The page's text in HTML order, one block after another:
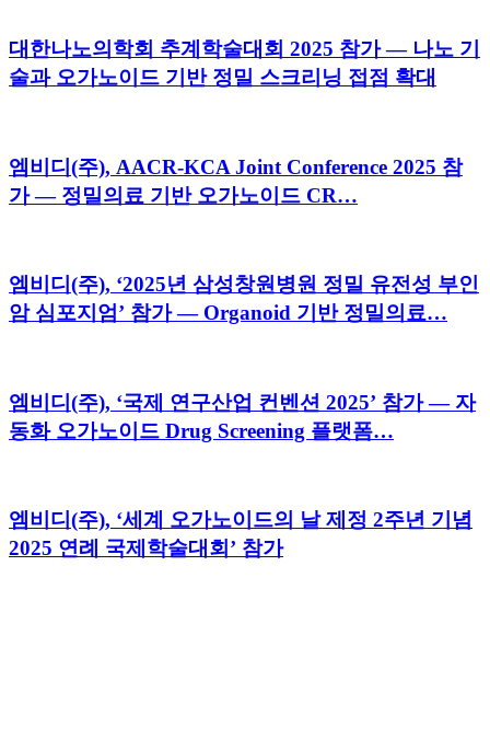
대한나노의학회 추계학술대회 2025 참가 — 나노 기
술과 오가노이드 기반 정밀 스크리닝 접점 확대
엠비디(주), AACR-KCA Joint Conference 2025 참
가 — 정밀의료 기반 오가노이드 CR…
엠비디(주), ‘2025년 삼성창원병원 정밀 유전성 부인
암 심포지엄’ 참가 — Organoid 기반 정밀의료…
엠비디(주), ‘국제 연구산업 컨벤션 2025’ 참가 — 자
동화 오가노이드 Drug Screening 플랫폼…
엠비디(주), ‘세계 오가노이드의 날 제정 2주년 기념
2025 연례 국제학술대회’ 참가